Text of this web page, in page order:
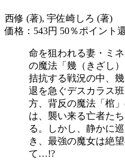
西修 (著), 宇佐崎しろ (著)
価格：543円 50％ポイント
命を狙われる妻・ミ
の魔法「幾（きざし
拮抗する戦況の中、
退を急ぐデスカラ
方、背反の魔法「棺
は、襲い来る亡者た
る。しかし、静かに
き、最強の魔女は絶
て…!?